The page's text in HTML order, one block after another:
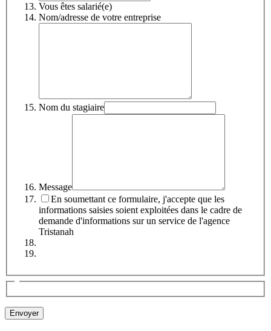
Vous êtes salarié(e)
Nom/adresse de votre entreprise
Nom du stagiaire
Message
En soumettant ce formulaire, j'accepte que les
informations saisies soient exploitées dans le cadre de
demande d'informations sur un service de l'agence
Tristanah